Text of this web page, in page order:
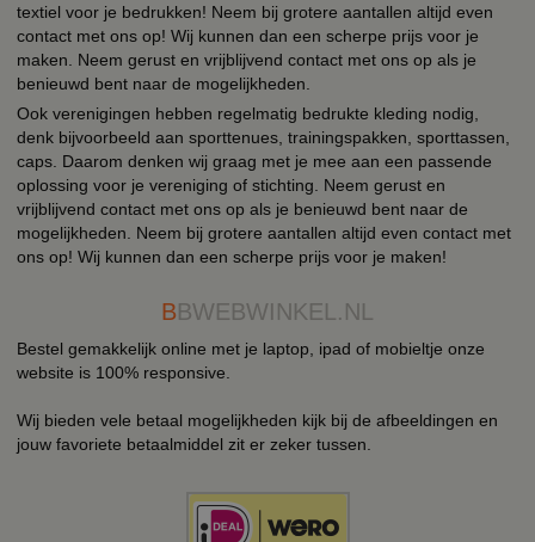
textiel voor je bedrukken! Neem bij grotere aantallen altijd even
contact met ons op! Wij kunnen dan een scherpe prijs voor je
maken. Neem gerust en vrijblijvend contact met ons op als je
benieuwd bent naar de mogelijkheden.
Ook verenigingen hebben regelmatig bedrukte kleding nodig,
denk bijvoorbeeld aan sporttenues, trainingspakken, sporttassen,
caps. Daarom denken wij graag met je mee aan een passende
oplossing voor je vereniging of stichting. Neem gerust en
vrijblijvend contact met ons op als je benieuwd bent naar de
mogelijkheden. Neem bij grotere aantallen altijd even contact met
ons op! Wij kunnen dan een scherpe prijs voor je maken!
BBWEBWINKEL.NL
Bestel gemakkelijk online met je laptop, ipad of mobieltje onze
website is 100% responsive.
Wij bieden vele betaal mogelijkheden kijk bij de afbeeldingen en
jouw favoriete betaalmiddel zit er zeker tussen.